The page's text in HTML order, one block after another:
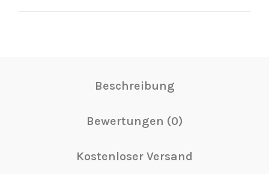
Beschreibung
Bewertungen (0)
Kostenloser Versand